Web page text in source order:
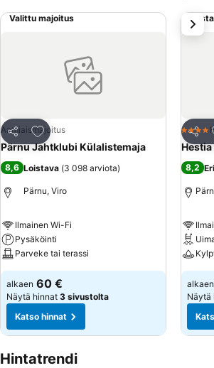
Valittu majoitus
Jaa
Lisää suosikkeihin
Aamiaismajoitus
Pärnu Jahtklubi Külalistemaja
8,6 Loistava (3 098 arviota)
Pärnu, Viro
Ilmainen Wi-Fi
Pysäköinti
Parveke tai terassi
alkaen 60 €
Näytä hinnat 3 sivustolta
Katso hinnat
Jaa
4
Hestia
8,2
alkaen
Näytä
Hintatrendi